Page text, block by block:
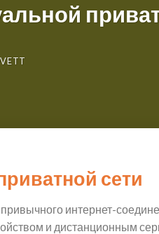
сети
интернет-
и дистанционным